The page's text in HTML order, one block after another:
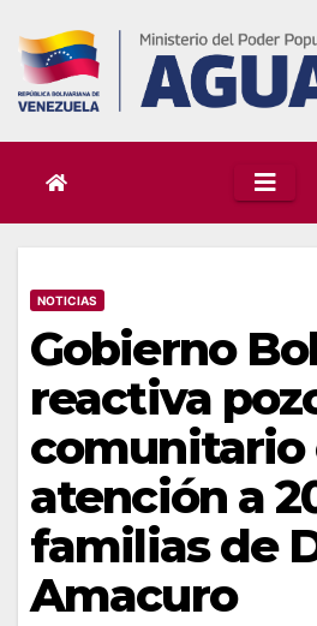
content
NOTICIAS
Gobierno
reactiva
comunitario
atención a
familias de
Amacuro